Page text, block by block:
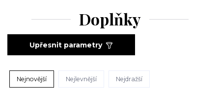
Doplňky
Upřesnit parametry
Nejnovější Nejlevnější Nejdražší